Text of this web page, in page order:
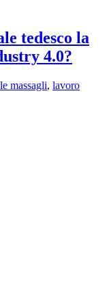
tedesco la
4.0?
massagli, lavoro